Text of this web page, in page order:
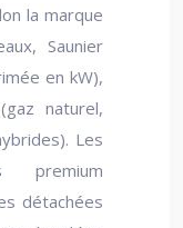
la marque
Saunier
en kW),
naturel,
Les
premium
détachées